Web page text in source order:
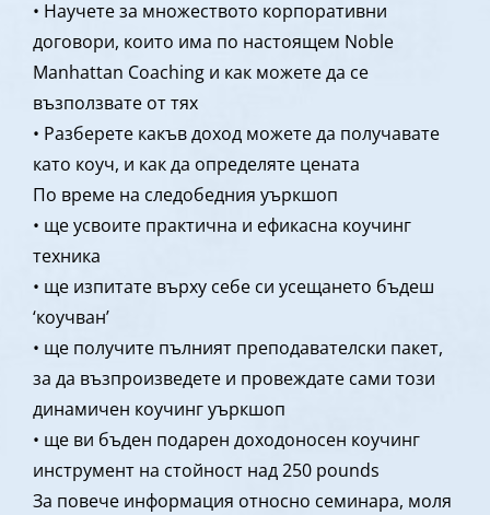
• Научете за множеството корпоративни
договори, които има по настоящем Noble
Manhattan Coaching и как можете да се
възползвате от тях
• Разберете какъв доход можете да получавате
като коуч, и как да определяте цената
По време на следобедния уъркшоп
• ще усвоите практична и ефикасна коучинг
техника
• ще изпитате върху себе си усещането бъдеш
‘коучван’
• ще получите пълният преподавателски пакет,
за да възпроизведете и провеждате сами този
динамичен коучинг уъркшоп
• ще ви бъден подарен доходоносен коучинг
инструмент на стойност над 250 pounds
За повече информация относно семинара, моля